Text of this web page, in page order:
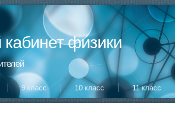
физики
9 класс 10 класс 11 класс